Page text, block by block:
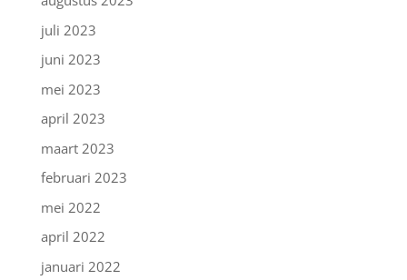
juli 2023
juni 2023
mei 2023
april 2023
maart 2023
februari 2023
mei 2022
april 2022
januari 2022